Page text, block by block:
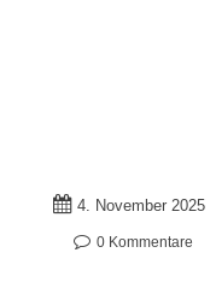
4. November 2025
0 Kommentare